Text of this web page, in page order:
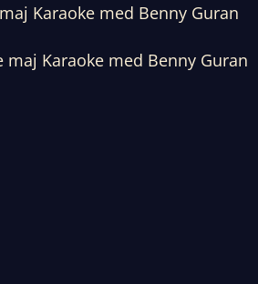
Karaoke med Benny Guran
maj Karaoke med Benny Guran